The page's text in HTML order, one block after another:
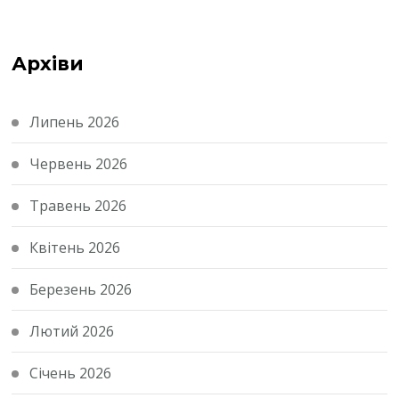
Архіви
Липень 2026
Червень 2026
Травень 2026
Квітень 2026
Березень 2026
Лютий 2026
Січень 2026